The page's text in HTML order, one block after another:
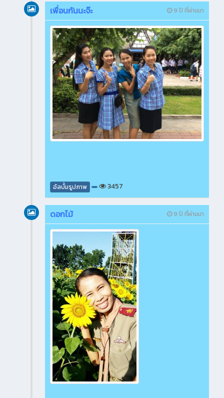
9 ปี ที่ผ่านมา
เพื่อนกันนะจ๊ะ
อัลบั้มรูปภาพ 3457
9 ปี ที่ผ่านมา
ดอกไม้